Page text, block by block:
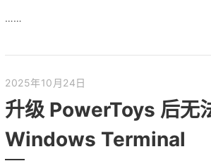
……
2025年10月24日
升级 PowerToys 后无
Windows Terminal